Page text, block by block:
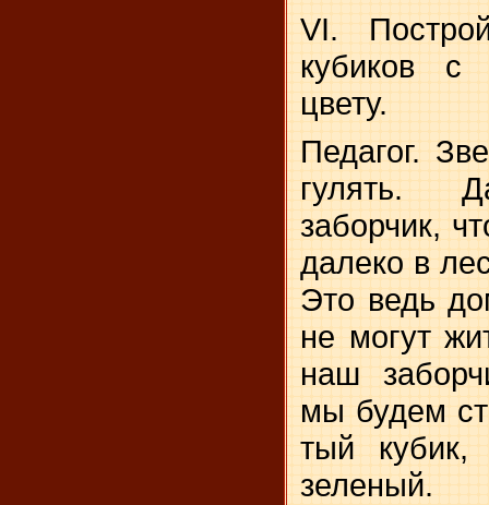
VI.
кубиков с
цвету.
Педагог.
гулять.
заборчик,
далеко в
Это ведь
не могут
наш
мы будем
тый кубик,
зеленый.